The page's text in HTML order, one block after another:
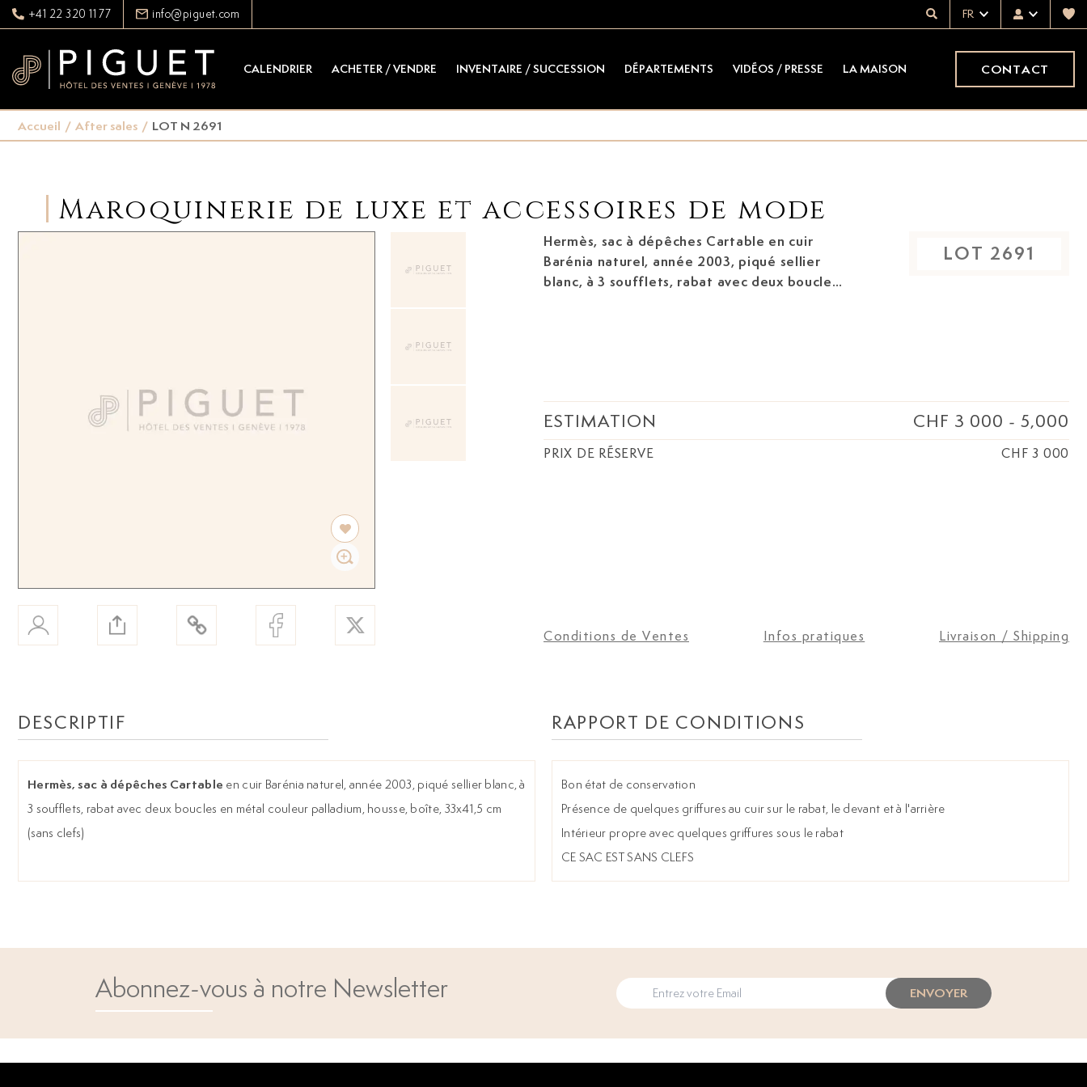
+41 22 320 11 77 info@piguet.com FR
CALENDRIER ACHETER / VENDRE INVENTAIRE / SUCCESSION DÉPARTEMENTS VIDÉOS / PRESSE LA MAISON CONTACT
Accueil / After sales / LOT N 2691
Maroquinerie de luxe et accessoires de mode
Hermès, sac à dépêches Cartable en cuir
Barénia naturel, année 2003, piqué sellier
blanc, à 3 soufflets, rabat avec deux boucles
LOT 2691
ESTIMATION CHF 3 000 - 5,000
PRIX DE RÉSERVE CHF 3 000
Conditions de Ventes Infos pratiques Livraison / Shipping
DESCRIPTIF
Hermès, sac à dépêches Cartable en cuir Barénia naturel, année 2003, piqué sellier blanc, à
3 soufflets, rabat avec deux boucles en métal couleur palladium, housse, boîte, 33x41,5 cm
(sans clefs)
RAPPORT DE CONDITIONS
Bon état de conservation
Présence de quelques griffures au cuir sur le rabat, le devant et à l'arrière
Intérieur propre avec quelques griffures sous le rabat
CE SAC EST SANS CLEFS
Abonnez-vous à notre Newsletter ENVOYER